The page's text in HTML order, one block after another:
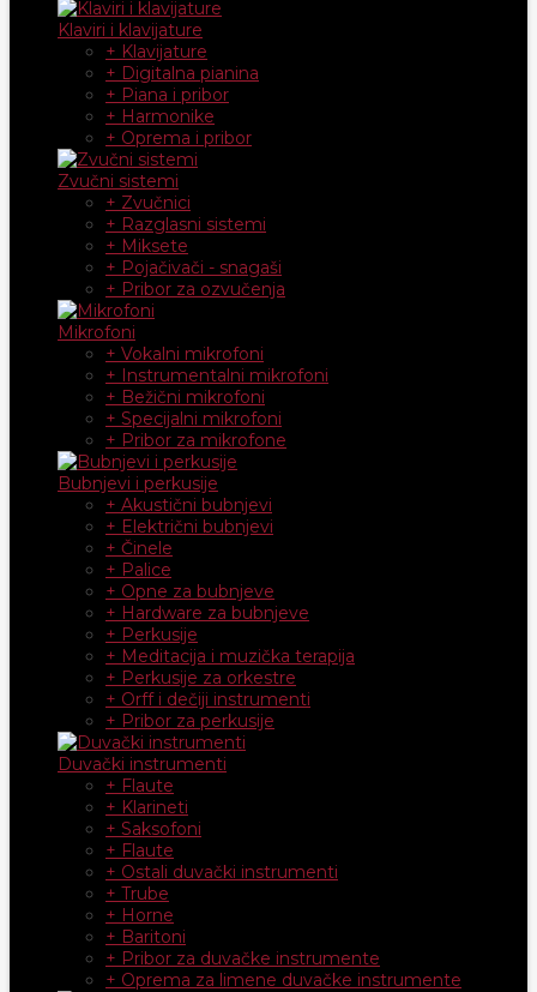
Klaviri i klavijature
+ Klavijature
+ Digitalna pianina
+ Piana i pribor
+ Harmonike
+ Oprema i pribor
Zvučni sistemi
+ Zvučnici
+ Razglasni sistemi
+ Miksete
+ Pojačivači - snagaši
+ Pribor za ozvučenja
Mikrofoni
+ Vokalni mikrofoni
+ Instrumentalni mikrofoni
+ Bežični mikrofoni
+ Specijalni mikrofoni
+ Pribor za mikrofone
Bubnjevi i perkusije
+ Akustični bubnjevi
+ Električni bubnjevi
+ Činele
+ Palice
+ Opne za bubnjeve
+ Hardware za bubnjeve
+ Perkusije
+ Meditacija i muzička terapija
+ Perkusije za orkestre
+ Orff i dečiji instrumenti
+ Pribor za perkusije
Duvački instrumenti
+ Flaute
+ Klarineti
+ Saksofoni
+ Flaute
+ Ostali duvački instrumenti
+ Trube
+ Horne
+ Baritoni
+ Pribor za duvačke instrumente
+ Oprema za limene duvačke instrumente